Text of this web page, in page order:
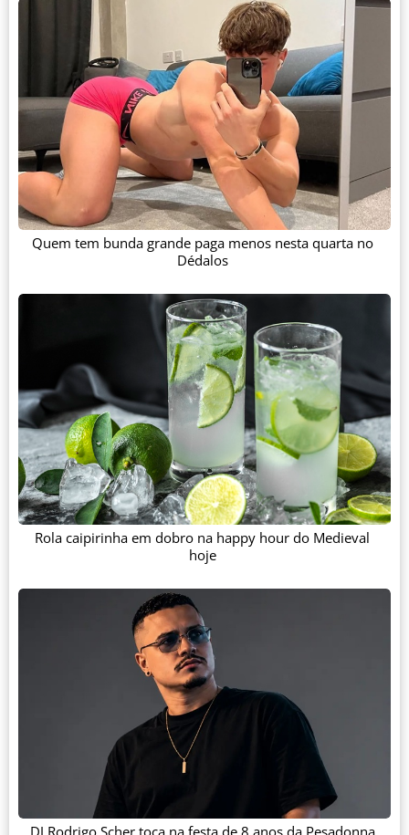
Quem tem bunda grande paga menos nesta quarta no
Dédalos
Rola caipirinha em dobro na happy hour do Medieval
hoje